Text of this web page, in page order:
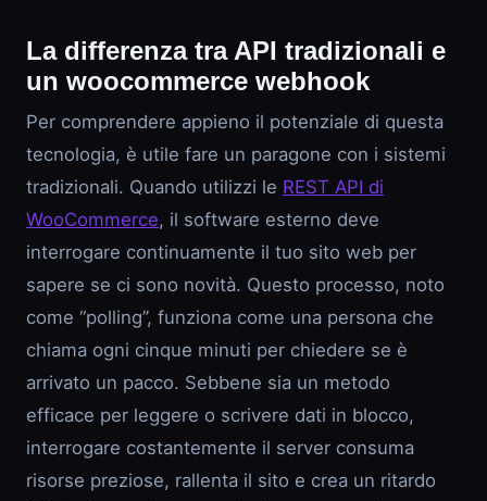
La differenza tra API tradizionali e
un woocommerce webhook
Per comprendere appieno il potenziale di questa
tecnologia, è utile fare un paragone con i sistemi
tradizionali. Quando utilizzi le REST API di
WooCommerce, il software esterno deve
interrogare continuamente il tuo sito web per
sapere se ci sono novità. Questo processo, noto
come “polling”, funziona come una persona che
chiama ogni cinque minuti per chiedere se è
arrivato un pacco. Sebbene sia un metodo
efficace per leggere o scrivere dati in blocco,
interrogare costantemente il server consuma
risorse preziose, rallenta il sito e crea un ritardo